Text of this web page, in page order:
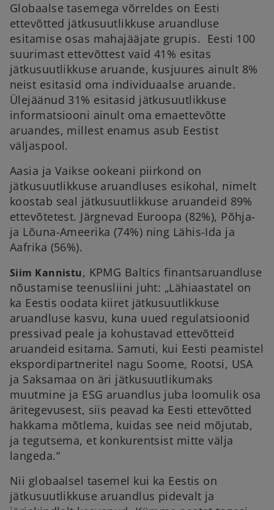
Globaalse tasemega võrreldes on Eesti
ettevõtted jätkusuutlikkuse aruandluse
esitamise osas mahajääjate grupis. Eesti 100
suurimast ettevõttest vaid 41% esitas
jätkusuutlikkuse aruande, kusjuures ainult 8%
neist esitasid oma individuaalse aruande.
Ülejäänud 31% esitasid jätkusuutlikkuse
informatsiooni ainult oma emaettevõtte
aruandes, millest enamus asub Eestist
väljaspool.
Aasia ja Vaikse ookeani piirkond on
jätkusuutlikkuse aruandluses esikohal, nimelt
koostab seal jätkusuutlikkuse aruandeid 89%
ettevõtetest. Järgnevad Euroopa (82%), Põhja-
ja Lõuna-Ameerika (74%) ning Lähis-Ida ja
Aafrika (56%).
Siim Kannistu, KPMG Baltics finantsaruandluse
nõustamise teenusliini juht: „Lähiaastatel on
ka Eestis oodata kiiret jätkusuutlikkuse
aruandluse kasvu, kuna uued regulatsioonid
pressivad peale ja kohustavad ettevõtteid
aruandeid esitama. Samuti, kui Eesti peamistel
ekspordipartneritel nagu Soome, Rootsi, USA
ja Saksamaa on äri jätkusuutlikumaks
muutmine ja ESG aruandlus juba loomulik osa
äritegevusest, siis peavad ka Eesti ettevõtted
hakkama mõtlema, kuidas see neid mõjutab,
ja tegutsema, et konkurentsist mitte välja
langeda.“
Nii globaalsel tasemel kui ka Eestis on
jätkusuutlikkuse aruandlus pidevalt ja